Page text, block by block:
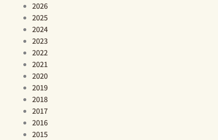
2026
2025
2024
2023
2022
2021
2020
2019
2018
2017
2016
2015